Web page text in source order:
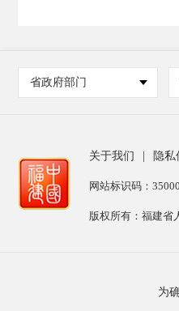
省政府部门
关于我们 隐私
网站标识码：
版权所有：福建省
为